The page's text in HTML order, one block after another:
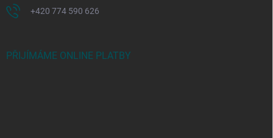
+420 774 590 626
PŘIJÍMÁME ONLINE PLATBY